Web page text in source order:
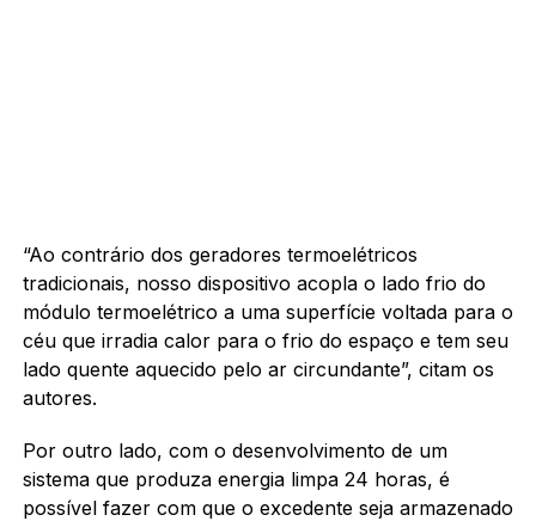
“Ao contrário dos geradores termoelétricos
tradicionais, nosso dispositivo acopla o lado frio do
módulo termoelétrico a uma superfície voltada para o
céu que irradia calor para o frio do espaço e tem seu
lado quente aquecido pelo ar circundante”, citam os
autores.
Por outro lado, com o desenvolvimento de um
sistema que produza energia limpa 24 horas, é
possível fazer com que o excedente seja armazenado